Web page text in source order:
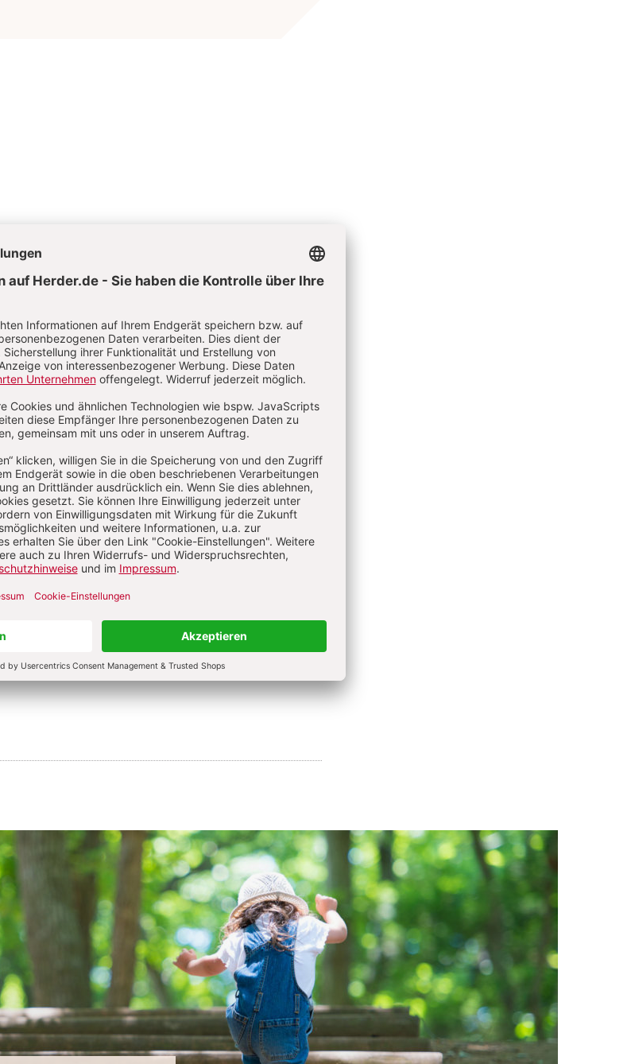
tätig und leitet Eltern-Kind-Gruppen.
lassen: Verzögerungen erkennen & begleiten S. 20-21
ist es dunkel Von Renate Zimmer
erkennen & begleiten
sind: Frühe Begegnungen begleiten S. 24-25
:Ein Pfad voller Schmetterlinge
Wenn Nähe Zeit braucht S. 26-27
:Von Wolkenelefanten & warmen